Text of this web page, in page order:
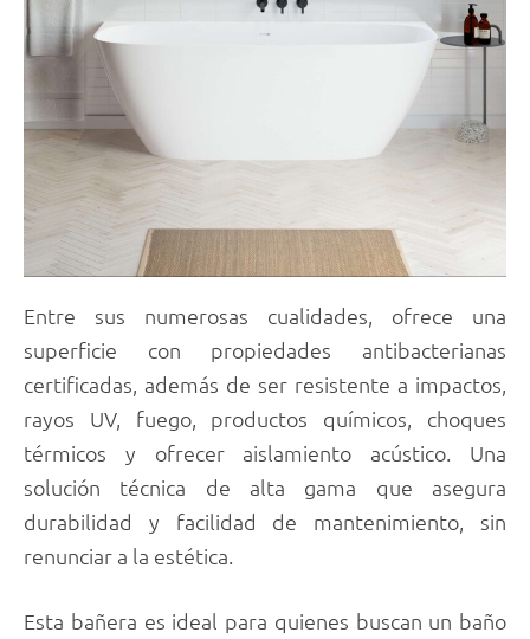
Entre sus numerosas cualidades, ofrece una
superficie con propiedades antibacterianas
certificadas, además de ser resistente a impactos,
rayos UV, fuego, productos químicos, choques
térmicos y ofrecer aislamiento acústico. Una
solución técnica de alta gama que asegura
durabilidad y facilidad de mantenimiento, sin
renunciar a la estética.
Esta bañera es ideal para quienes buscan un baño